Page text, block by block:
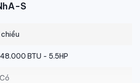
S
chiều
48.000 BTU - 5.5HP
Có